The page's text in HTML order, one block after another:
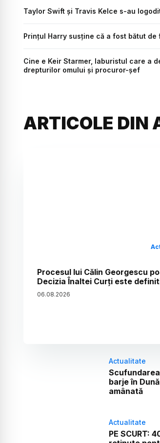
Taylor Swift și Travis Kelce s-au
Prințul Harry susține că a fost bătut de
Cine e Keir Starmer, laburistul care a
drepturilor omului și procuror-șef
ARTICOLE DIN
Procesul lui Călin Georgescu
Decizia Înaltei Curți este
06.08.2026
Actualitate
barje în
amânată
Actualitate
PE SCURT: